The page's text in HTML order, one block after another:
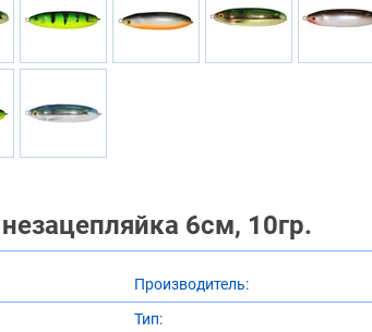
6см, 10гр.
Производитель:
Тип: